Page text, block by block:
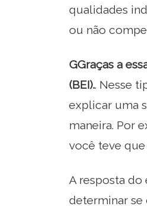
qualidades
ou não
GGraças a
(BEI).. Nesse
explicar uma
maneira. Por
você teve
A resposta do
determinar se